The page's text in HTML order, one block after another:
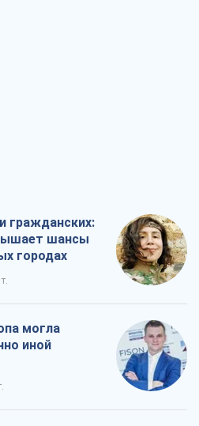
гражданских:
шансы
городах
могла
иной